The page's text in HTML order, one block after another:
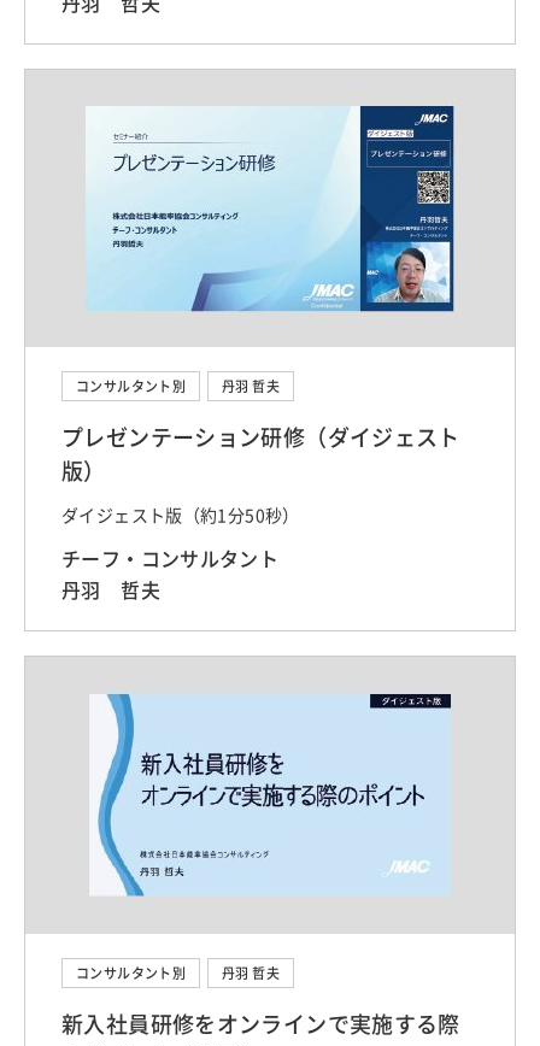
丹羽 哲夫
コンサルタント別 丹羽 哲夫
プレゼンテーション研修（ダイジェスト
版）
ダイジェスト版（約1分50秒）
チーフ・コンサルタント
丹羽 哲夫
コンサルタント別 丹羽 哲夫
新入社員研修をオンラインで実施する際